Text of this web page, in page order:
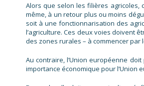
Alors que selon les filières agricoles,
même, à un retour plus ou moins
soit à une fonctionnarisation des
l’agriculture. Ces deux voies doivent
des zones rurales – à commencer
Au contraire, l’Union européenne
importance économique pour l’Union